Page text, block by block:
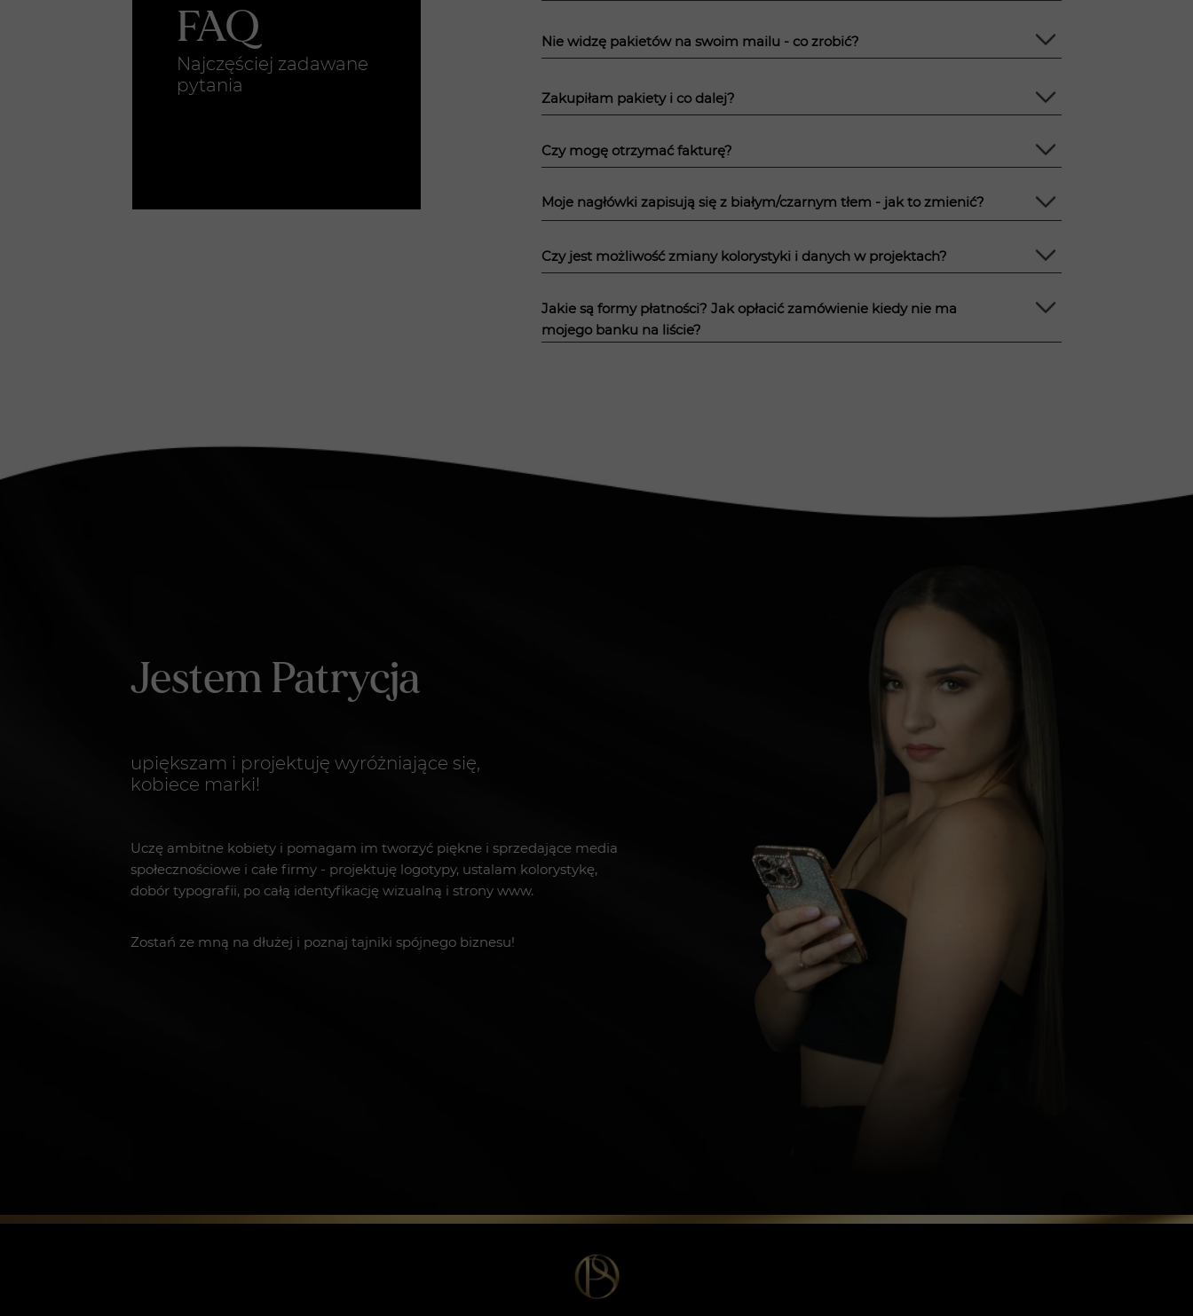
FAQ
Najczęściej zadawane
pytania
Nie widzę pakietów na swoim mailu - co zrobić?
Zakupiłam pakiety i co dalej?
Czy mogę otrzymać fakturę?
Moje nagłówki zapisują się z białym/czarnym tłem - jak to zmienić?
Czy jest możliwość zmiany kolorystyki i danych w projektach?
Jakie są formy płatności? Jak opłacić zamówienie kiedy nie ma
mojego banku na liście?
Jestem Patrycja
upiększam i projektuję wyróżniające się,
kobiece marki!
Uczę ambitne kobiety i pomagam im tworzyć piękne i sprzedające media
społecznościowe i całe firmy - projektuję logotypy, ustalam kolorystykę,
dobór typografii, po całą identyfikację wizualną i strony www.
Zostań ze mną na dłużej i poznaj tajniki spójnego biznesu!